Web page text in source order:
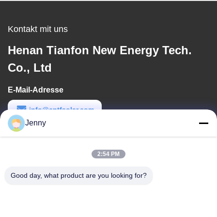
Kontakt mit uns
Henan Tianfon New Energy Tech.
Co., Ltd
E-Mail-Adresse
info@cntfsolar.com
Arbeitszeit
Jenny
2:54 PM
Good day, what product are you looking for?